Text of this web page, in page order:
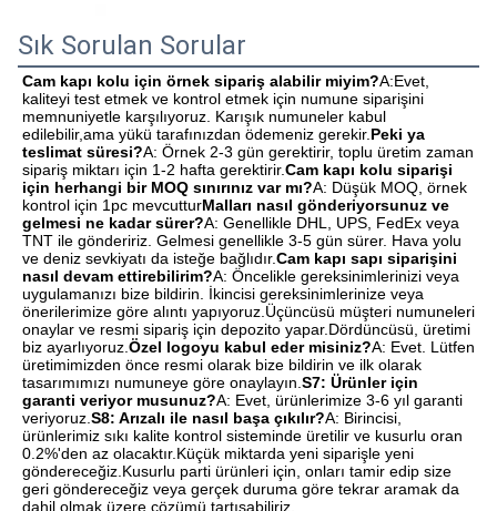
Sık Sorulan Sorular
Cam kapı kolu için örnek sipariş alabilir miyim?A:Evet,
kaliteyi test etmek ve kontrol etmek için numune siparişini
memnuniyetle karşılıyoruz. Karışık numuneler kabul
edilebilir,ama yükü tarafınızdan ödemeniz gerekir. Peki ya
teslimat süresi?A: Örnek 2-3 gün gerektirir, toplu üretim zaman
sipariş miktarı için 1-2 hafta gerektirir.Cam kapı kolu siparişi
için herhangi bir MOQ sınırınız var mı?A: Düşük MOQ, örnek
kontrol için 1pc mevcutturMalları nasıl gönderiyorsunuz ve
gelmesi ne kadar sürer?A: Genellikle DHL, UPS, FedEx veya
TNT ile göndeririz. Gelmesi genellikle 3-5 gün sürer. Hava yolu
ve deniz sevkiyatı da isteğe bağlıdır.Cam kapı sapı siparişini
nasıl devam ettirebilirim?A: Öncelikle gereksinimlerinizi veya
uygulamanızı bize bildirin. İkincisi gereksinimlerinize veya
önerilerimize göre alıntı yapıyoruz.Üçüncüsü müşteri numuneleri
onaylar ve resmi sipariş için depozito yapar.Dördüncüsü, üretimi
biz ayarlıyoruz. Özel logoyu kabul eder misiniz?A: Evet. Lütfen
üretimimizden önce resmi olarak bize bildirin ve ilk olarak
tasarımımızı numuneye göre onaylayın. S7: Ürünler için
garanti veriyor musunuz?A: Evet, ürünlerimize 3-6 yıl garanti
veriyoruz. S8: Arızalı ile nasıl başa çıkılır?A: Birincisi,
ürünlerimiz sıkı kalite kontrol sisteminde üretilir ve kusurlu oran
0.2%'den az olacaktır.Küçük miktarda yeni siparişle yeni
göndereceğiz.Kusurlu parti ürünleri için, onları tamir edip size
geri göndereceğiz veya gerçek duruma göre tekrar aramak da
dahil olmak üzere çözümü tartışabiliriz.